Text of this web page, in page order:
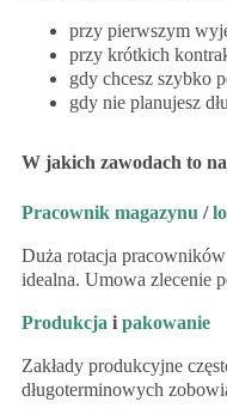
przy pierwszym
przy krótkich
gdy chcesz szybko
gdy nie planujesz
W jakich zawodach to
Pracownik magazynu /
Duża rotacja
idealna. Umowa zlecenie
Produkcja i pakowanie
Zakłady produkcyjne
długoterminowych